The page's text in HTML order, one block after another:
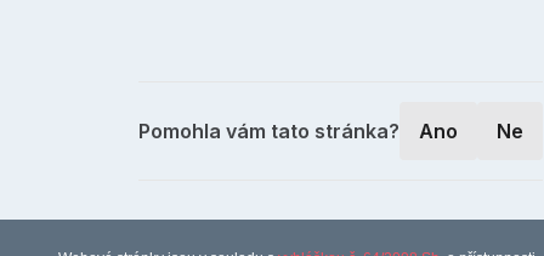
Pomohla vám tato stránka? Ano Ne